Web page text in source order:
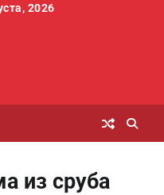
2026
из сруба